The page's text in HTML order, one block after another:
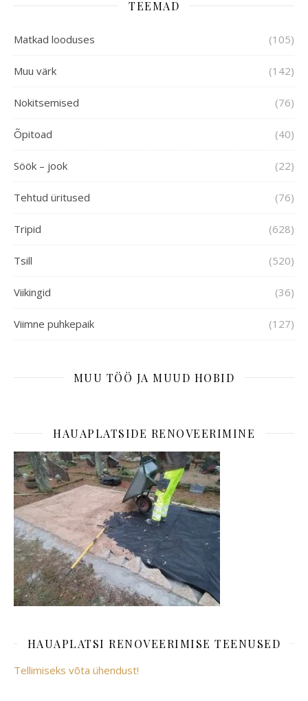
TEEMAD
Matkad looduses (105)
Muu värk (142)
Nokitsemised (76)
Õpitoad (40)
Söök – jook (22)
Tehtud üritused (76)
Tripid (628)
Tsill (520)
Viikingid (36)
Viimne puhkepaik (127)
MUU TÖÖ JA MUUD HOBID
HAUAPLATSIDE RENOVEERIMINE
HAUAPLATSI RENOVEERIMISE TEENUSED
Tellimiseks võta ühendust!